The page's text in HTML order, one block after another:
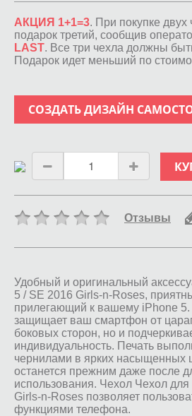
АКЦИЯ 1+1=3. При покупке двух
подарок третий, сообщив
LAST. Все три чехла должны
Подарок идет меньший по
СОЗДАТЬ ДИЗАЙН
Отзывы
Удобный и оригинальный
5 / SE 2016 Girls-n-Roses,
прилегающий к вашему iPhone 5.
защищает ваш смартфон от
боковых сторон, но и
индивидуальность. Печать
чернилами в ярких насыщенных
останется прежним даже после
использования. Чехол Чехол
Girls-n-Roses позволяет
функциями телефона.